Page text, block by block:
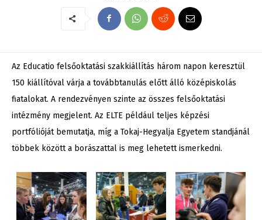
Az Educatio felsőoktatási szakkiállítás három napon keresztül
150 kiállítóval várja a továbbtanulás előtt álló középiskolás
fiatalokat. A rendezvényen szinte az összes felsőoktatási
intézmény megjelent. Az ELTE például teljes képzési
portfólióját bemutatja, míg a Tokaj-Hegyalja Egyetem standjánál
többek között a borászattal is meg lehetett ismerkedni.